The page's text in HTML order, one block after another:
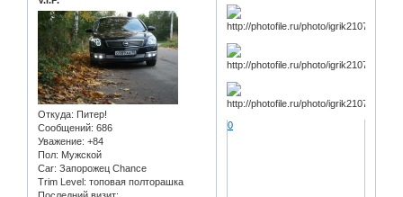
Откуда: Питер!
Сообщений: 686
Уважение: +84
Пол: Мужской
Car: Запорожец Chance
Trim Level: топовая полторашка
0